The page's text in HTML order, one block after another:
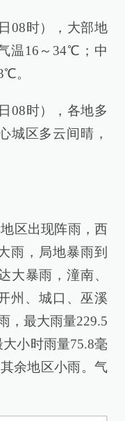
08时），大部地
温16～34℃；中
。
08时），各地多
城区多云间晴，
区出现阵雨，西
雨，局地暴雨到
大暴雨，潼南、
州、城口、巫溪
，最大雨量229.5
小时雨量75.8毫
余地区小雨。气